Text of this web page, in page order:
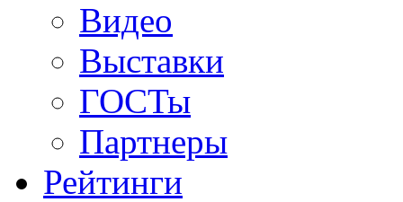
Видео
Выставки
ГОСТы
Партнеры
Рейтинги